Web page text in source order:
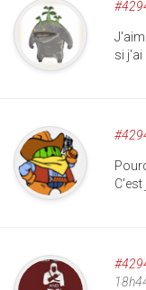
si j'ai
C'est